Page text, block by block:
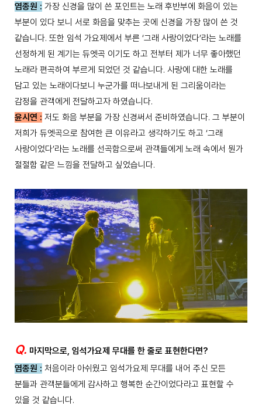
염종원 : 가장 신경을 많이 쓴 포인트는 노래 후반부에 화음이 있는
부분이 있다 보니 서로 화음을 맞추는 곳에 신경을 가장 많이 쓴 것
같습니다. 또한 임석 가요제에서 부른 ‘그래 사랑이었다’라는 노래를
선정하게 된 계기는 듀엣곡 이기도 하고 전부터 제가 너무 좋아했던
노래라 편곡하여 부르게 되었던 것 같습니다. 사랑에 대한 노래를
담고 있는 노래이다보니 누군가를 떠나보내게 된 그리움이라는
감정을 관객에게 전달하고자 하였습니다.
윤시연 : 저도 화음 부분을 가장 신경써서 준비하였습니다. 그 부분이
저희가 듀엣곡으로 참여한 큰 이유라고 생각하기도 하고 ‘그래
사랑이었다’라는 노래를 선곡함으로써 관객들에게 노래 속에서 뭔가
절절함 같은 느낌을 전달하고 싶었습니다.
Q. 마지막으로, 임석가요제 무대를 한 줄로 표현한다면?
염종원 : 처음이라 아쉬웠고 임석가요제 무대를 내어 주신 모든
분들과 관객분들에게 감사하고 행복한 순간이었다라고 표현할 수
있을 것 같습니다.